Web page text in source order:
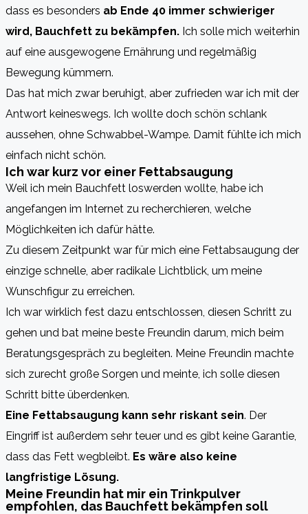
dass es besonders ab Ende 40 immer schwieriger
wird, Bauchfett zu bekämpfen. Ich solle mich weiterhin
auf eine ausgewogene Ernährung und regelmäßig
Bewegung kümmern.
Das hat mich zwar beruhigt, aber zufrieden war ich mit der
Antwort keineswegs. Ich wollte doch schön schlank
aussehen, ohne Schwabbel-Wampe. Damit fühlte ich mich
einfach nicht schön.
Ich war kurz vor einer Fettabsaugung
Weil ich mein Bauchfett loswerden wollte, habe ich
angefangen im Internet zu recherchieren, welche
Möglichkeiten ich dafür hätte.
Zu diesem Zeitpunkt war für mich eine Fettabsaugung der
einzige schnelle, aber radikale Lichtblick, um meine
Wunschfigur zu erreichen.
Ich war wirklich fest dazu entschlossen, diesen Schritt zu
gehen und bat meine beste Freundin darum, mich beim
Beratungsgespräch zu begleiten. Meine Freundin machte
sich zurecht große Sorgen und meinte, ich solle diesen
Schritt bitte überdenken.
Eine Fettabsaugung kann sehr riskant sein. Der
Eingriff ist außerdem sehr teuer und es gibt keine Garantie,
dass das Fett wegbleibt. Es wäre also keine
langfristige Lösung.
Meine Freundin hat mir ein Trinkpulver
empfohlen, das Bauchfett bekämpfen soll